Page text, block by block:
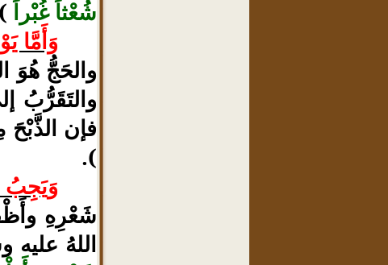
شُعْثاً غُبْراً
وَأَمَّا
والحَجُّ هُوَ
والتَقَرُّبُ
فإن
).
وَيَجِبُ
شَعْرِهِ
اللهُ